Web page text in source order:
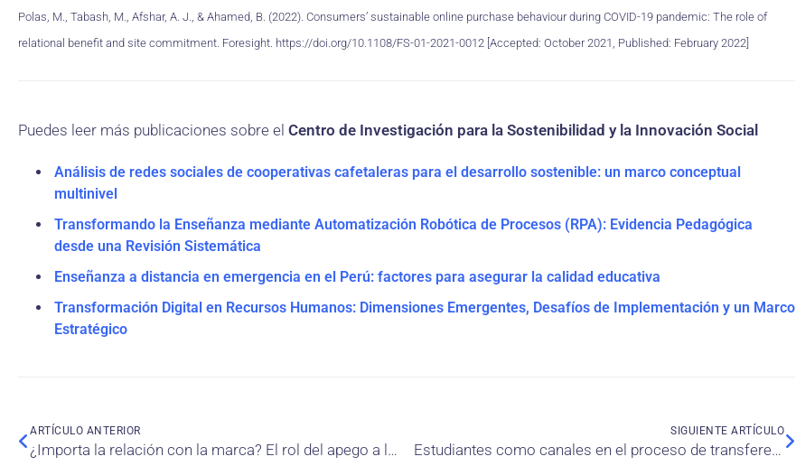
Polas, M., Tabash, M., Afshar, A. J., & Ahamed, B. (2022). Consumers’ sustainable online purchase behaviour during COVID-19 pandemic: The role of
relational benefit and site commitment. Foresight. https://doi.org/10.1108/FS-01-2021-0012 [Accepted: October 2021, Published: February 2022]
Puedes leer más publicaciones sobre el Centro de Investigación para la Sostenibilidad y la Innovación Social
Análisis de redes sociales de cooperativas cafetaleras para el desarrollo sostenible: un marco conceptual
multinivel
Transformando la Enseñanza mediante Automatización Robótica de Procesos (RPA): Evidencia Pedagógica
desde una Revisión Sistemática
Enseñanza a distancia en emergencia en el Perú: factores para asegurar la calidad educativa
Transformación Digital en Recursos Humanos: Dimensiones Emergentes, Desafíos de Implementación y un Marco
Estratégico
ARTÍCULO ANTERIOR
¿Importa la relación con la marca? El rol del apego a la marca en el rendimiento del vendedor en el comercio minorista
SIGUIENTE ARTÍCULO
Estudiantes como canales en el proceso de transferencia de conocimiento entre la universidad y las organizaciones